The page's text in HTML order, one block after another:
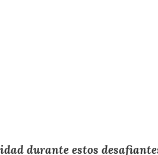
durante estos